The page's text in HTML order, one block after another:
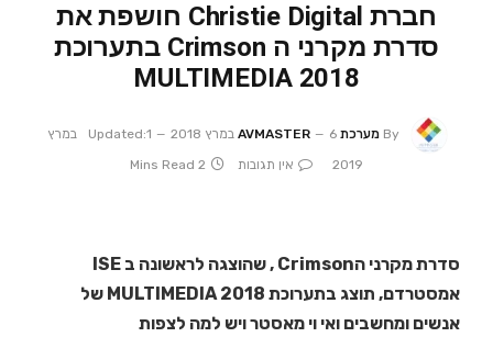
חברת Christie Digital חושפת את
סדרת מקרני ה Crimson בתערוכת
MULTIMEDIA 2018
By מערכת AVMASTER6 במרץ 2018 Updated:
1 במרץ
2019
אין תגובות 2 Mins Read
סדרת מקרני הCrimson , שהוצגה לראשונה ב ISE
אמסטרדם, תוצג בתערוכת MULTIMEDIA 2018 של
אנשים ומחשבים ואי וי מאסטר ויש למה לצפות